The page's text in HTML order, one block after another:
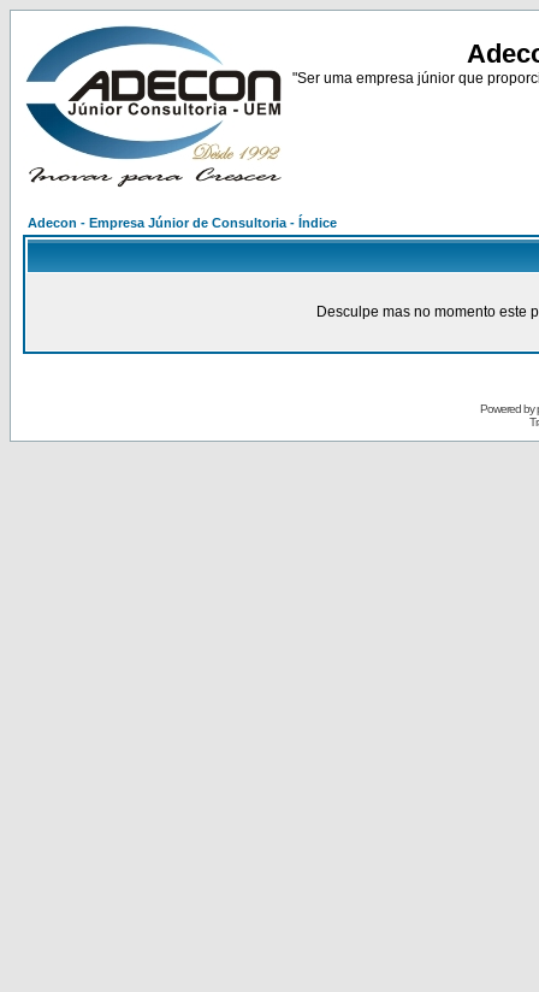
"Ser uma empresa júnior que
Adecon - Empresa Júnior de Consultoria - Índice
Desculpe mas no momento este
Powered by